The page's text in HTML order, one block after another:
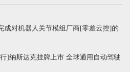
成对机器人关节模组厂商[零差云控]的
]纳斯达克挂牌上市 全球通用自动驾驶